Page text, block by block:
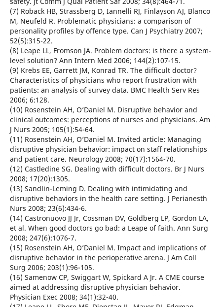
(7) Roback HB, Strassberg D, Iannelli RJ, Finlayson AJ, Blanco
M, Neufeld R. Problematic physicians: a comparison of
personality profiles by offence type. Can J Psychiatry 2007;
52(5):315-22.
(8) Leape LL, Fromson JA. Problem doctors: is there a system-
level solution? Ann Intern Med 2006; 144(2):107-15.
(9) Krebs EE, Garrett JM, Konrad TR. The difficult doctor?
Characteristics of physicians who report frustration with
patients: an analysis of survey data. BMC Health Serv Res
2006; 6:128.
(10) Rosenstein AH, O’Daniel M. Disruptive behavior and
clinical outcomes: perceptions of nurses and physicians. Am
J Nurs 2005; 105(1):54-64.
(11) Rosenstein AH, O’Daniel M. Invited article: Managing
disruptive physician behavior: impact on staff relationships
and patient care. Neurology 2008; 70(17):1564-70.
(12) Castledine SG. Dealing with difficult doctors. Br J Nurs
2008; 17(20):1305.
(13) Sandlin-Leming D. Dealing with intimidating and
disruptive behaviors in the health care setting. J Perianesth
Nurs 2008; 23(6):434-6.
(14) Castronuovo JJ Jr, Cossman DV, Goldberg LP, Gordon LA,
et al. When good doctors go bad: a Leape of faith. Ann Surg
2008; 247(6):1076-7.
(15) Rosenstein AH, O’Daniel M. Impact and implications of
disruptive behavior in the perioperative arena. J Am Coll
Surg 2006; 203(1):96-105.
(16) Samenow CP, Swiggart W, Spickard A Jr. A CME course
aimed at addressing disruptive physician behavior.
Physician Exec 2008; 34(1):32-40.